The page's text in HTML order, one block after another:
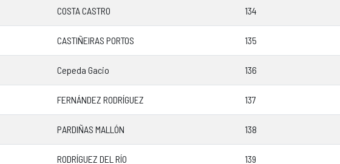
COSTA CASTRO 134
CASTIÑEIRAS PORTOS 135
Cepeda Gacio 136
FERNÁNDEZ RODRÍGUEZ 137
PARDIÑAS MALLÓN 138
RODRÍGUEZ DEL RÍO 139